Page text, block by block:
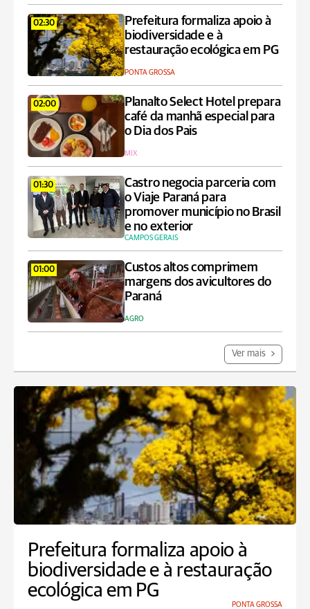
02:30
Prefeitura formaliza apoio à
biodiversidade e à
restauração ecológica em PG
PONTA GROSSA
02:00
Planalto Select Hotel prepara
café da manhã especial para
o Dia dos Pais
MIX
01:30
Castro negocia parceria com
o Viaje Paraná para
promover município no Brasil
e no exterior
CAMPOS GERAIS
01:00
Custos altos comprimem
margens dos avicultores do
Paraná
AGRO
Ver mais
Prefeitura formaliza apoio à
biodiversidade e à restauração
ecológica em PG
PONTA GROSSA